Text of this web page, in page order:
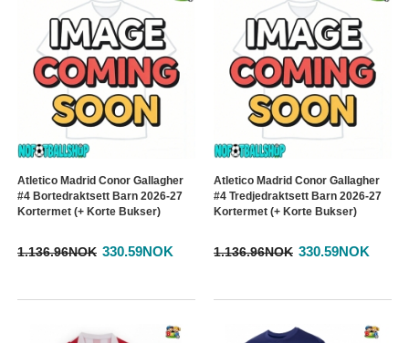
Atletico Madrid Conor Gallagher
#4 Bortedraktsett Barn 2026-27
Kortermet (+ Korte Bukser)
1.136.96NOK 330.59NOK
Atletico Madrid Conor Gallagher
#4 Tredjedraktsett Barn 2026-27
Kortermet (+ Korte Bukser)
1.136.96NOK 330.59NOK